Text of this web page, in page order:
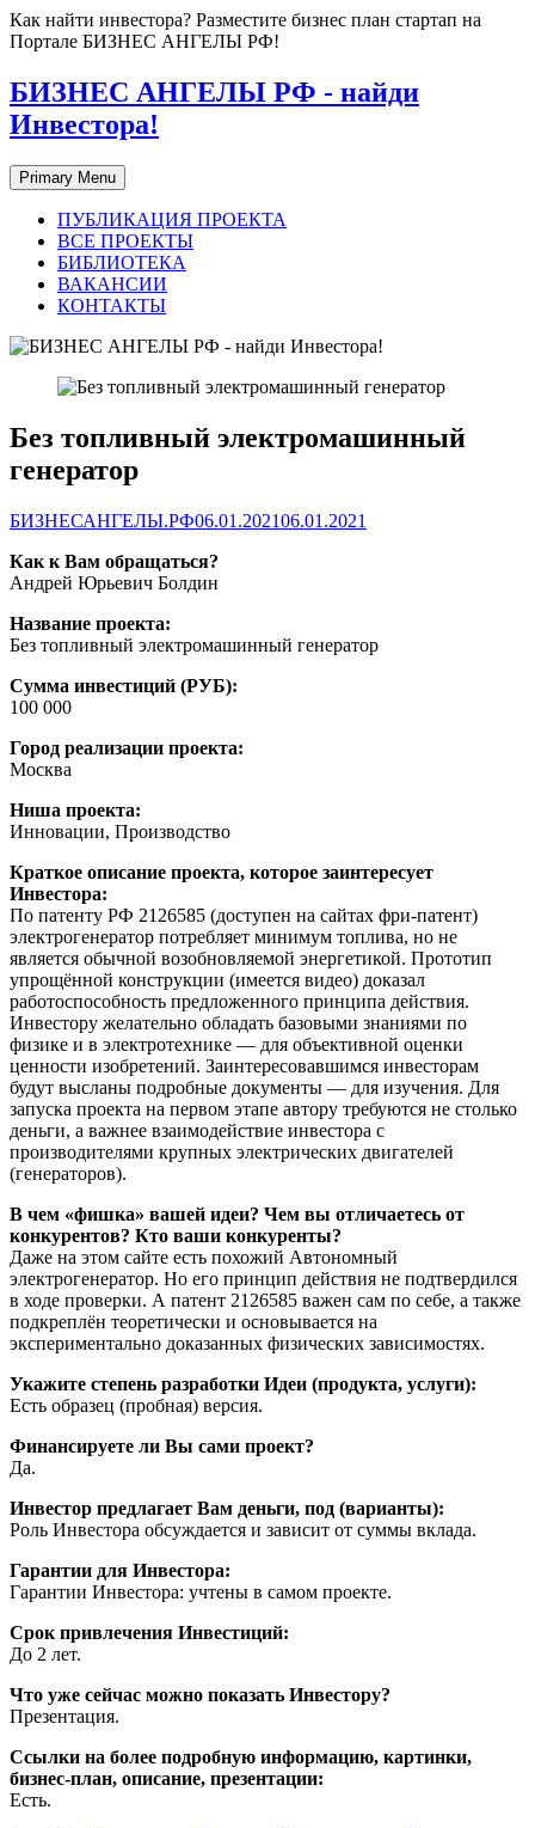
Skip
to
Как найти инвестора? Разместите бизнес план стартап на
Портале БИЗНЕС АНГЕЛЫ РФ!
БИЗНЕС АНГЕЛЫ РФ - найди
Инвестора!
Primary Menu
ПУБЛИКАЦИЯ ПРОЕКТА
ВСЕ ПРОЕКТЫ
БИБЛИОТЕКА
ВАКАНСИИ
КОНТАКТЫ
Без топливный электромашинный
генератор
БИЗНЕСАНГЕЛЫ.РФ06.01.202106.01.2021
Как к Вам обращаться?
Андрей Юрьевич Болдин
Название проекта:
Без топливный электромашинный генератор
Сумма инвестиций (РУБ):
100 000
Город реализации проекта:
Москва
Ниша проекта:
Инновации, Производство
Краткое описание проекта, которое заинтересует
Инвестора:
По патенту РФ 2126585 (доступен на сайтах фри-патент)
электрогенератор потребляет минимум топлива, но не
является обычной возобновляемой энергетикой. Прототип
упрощённой конструкции (имеется видео) доказал
работоспособность предложенного принципа действия.
Инвестору желательно обладать базовыми знаниями по
физике и в электротехнике — для объективной оценки
ценности изобретений. Заинтересовавшимся инвесторам
будут высланы подробные документы — для изучения. Для
запуска проекта на первом этапе автору требуются не столько
деньги, а важнее взаимодействие инвестора с
производителями крупных электрических двигателей
(генераторов).
В чем «фишка» вашей идеи? Чем вы отличаетесь от
конкурентов? Кто ваши конкуренты?
Даже на этом сайте есть похожий Автономный
электрогенератор. Но его принцип действия не подтвердился
в ходе проверки. А патент 2126585 важен сам по себе, а также
подкреплён теоретически и основывается на
экспериментально доказанных физических зависимостях.
Укажите степень разработки Идеи (продукта, услуги):
Есть образец (пробная) версия.
Финансируете ли Вы сами проект?
Да.
Инвестор предлагает Вам деньги, под (варианты):
Роль Инвестора обсуждается и зависит от суммы вклада.
Гарантии для Инвестора:
Гарантии Инвестора: учтены в самом проекте.
Срок привлечения Инвестиций:
До 2 лет.
Что уже сейчас можно показать Инвестору?
Презентация.
Ссылки на более подробную информацию, картинки,
бизнес-план, описание, презентации:
Есть.